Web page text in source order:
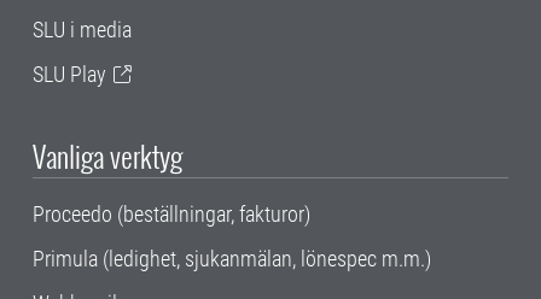
SLU i media
SLU Play
Vanliga verktyg
Proceedo (beställningar, fakturor)
Primula (ledighet, sjukanmälan, lönespec m.m.)